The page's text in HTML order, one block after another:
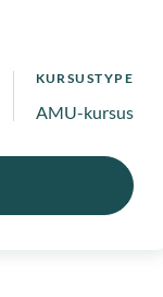
KURSUSTYPE
AMU-kursus,